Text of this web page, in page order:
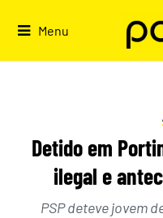
Menu
Detido em
ilegal e
PSP deteve jovem